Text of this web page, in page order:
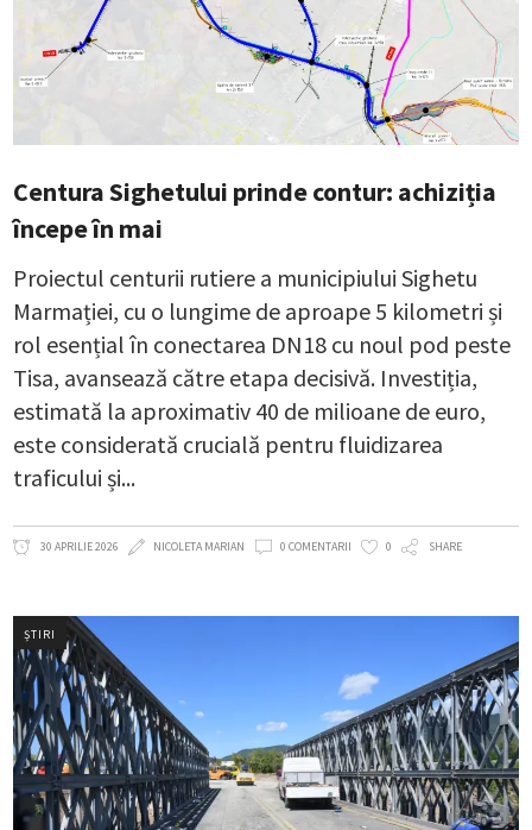
Centura Sighetului prinde contur: achiziția
începe în mai
Proiectul centurii rutiere a municipiului Sighetu
Marmației, cu o lungime de aproape 5 kilometri și
rol esențial în conectarea DN18 cu noul pod peste
Tisa, avansează către etapa decisivă. Investiția,
estimată la aproximativ 40 de milioane de euro,
este considerată crucială pentru fluidizarea
traficului și
30 APRILIE 2026 NICOLETA MARIAN 0 COMENTARII 0 SHARE
ȘTIRI